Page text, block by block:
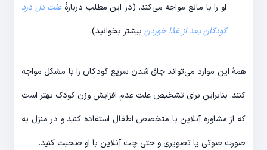
او را با مانع مواجه می‌کند. (در این مطلب دربارۀعلت دل درد
کودکان بعد از غذا خوردن بیشتر بخوانید).
همۀ این موارد می‌تواند چاق شدن سریع کودکان را با مشکل مواجه
کنند. بنابراین برای تشخیص علت عدم افزایش وزن کودک بهتر است
که از مشاوره آنلاین با متخصص اطفال استفاده کنید و در منزل به
صورت صوتی یا تصویری و حتی چت آنلاین با او صحبت کنید.